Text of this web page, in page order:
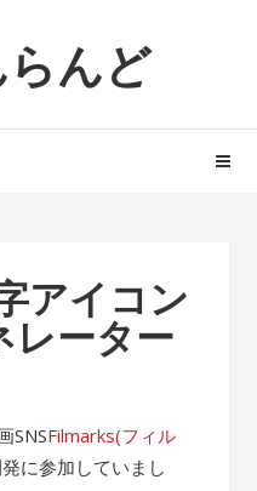
んど
アイコン
レーター
SNSFilmarks(フィル
に参加していまし